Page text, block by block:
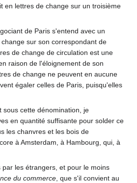
en lettres de change sur un troisième
de Paris s'entend avec un
sur son correspondant de
de change de circulation est une
raison de l'éloignement de son
de change ne peuvent en aucune
égaler celles de Paris, puisqu'elles
cette dénomination, je
en quantité suffisante pour solder ce
les chanvres et les bois de
à Amsterdam, à Hambourg, qui, à
les étrangers, et pour le moins
du commerce, que s'il convient au